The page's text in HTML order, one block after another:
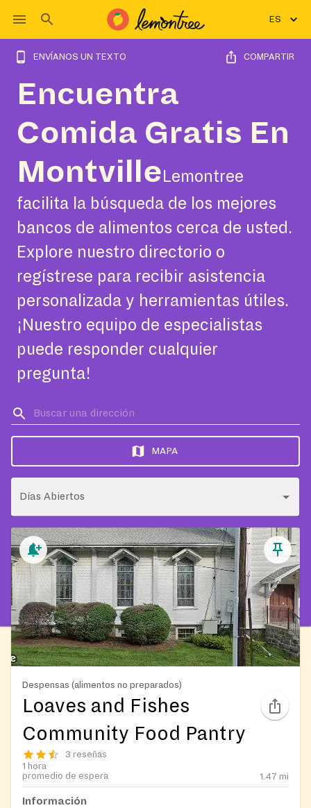
ES
ENVÍANOS UN TEXTO COMPARTIR
Encuentra
Comida Gratis En
Montville Lemontree
facilita la búsqueda de los mejores
bancos de alimentos cerca de usted.
Explore nuestro directorio o
regístrese para recibir asistencia
personalizada y herramientas útiles.
¡Nuestro equipo de especialistas
puede responder cualquier
pregunta!
MAPA
Días Abiertos
Despensas (alimentos no preparados)
Loaves and Fishes
Community Food Pantry
3 reseñas
1 hora
promedio de espera
1.47 mi
Información